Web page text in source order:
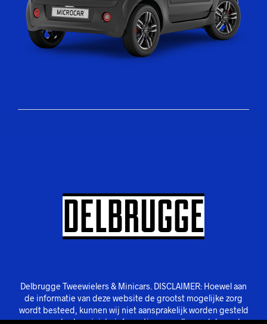
Delbrugge Tweewielers & Minicars. DISCLAIMER: Hoewel aan
de informatie van deze website de grootst mogelijke zorg
wordt besteed, kunnen wij niet aansprakelijk worden gesteld
voor eventuele onjuiste informatie van welke aard dan ook.